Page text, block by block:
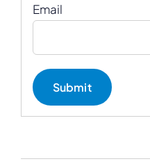
Email